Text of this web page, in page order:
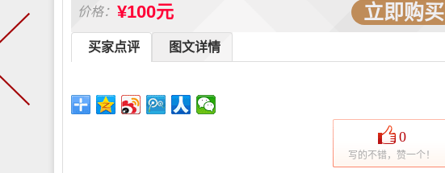
价格： ¥100元 立即购买
图文详情
买家点评
0
写的不错，赞一个！